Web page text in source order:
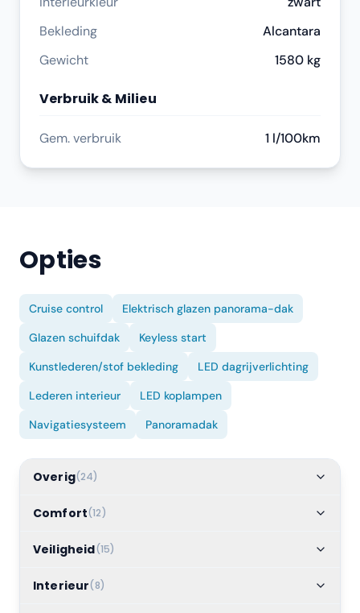
Bekleding
Alcantara
Gewicht
1580 kg
Verbruik & Milieu
Gem. verbruik 1 l/100km
Opties
Cruise control
Elektrisch glazen panorama-dak
Glazen schuifdak
Keyless start
Kunstlederen/stof bekleding
LED dagrijverlichting
Lederen interieur
LED koplampen
Navigatiesysteem
Panoramadak
Overig(24)
Comfort(12)
Veiligheid(15)
Interieur(8)